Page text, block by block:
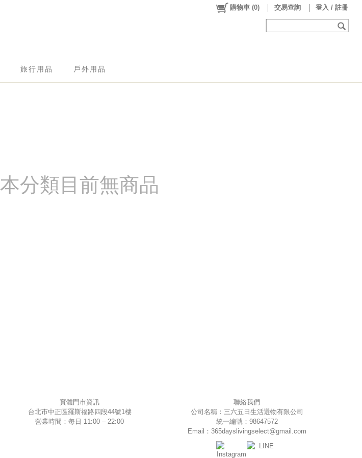
旅行用品 戶外用品
購物車 (0) 交易查詢 登入 / 註冊
本分類目前無商品
實體門市資訊
台北市中正區羅斯福路四段44號1樓
營業時間：每日 11:00 – 22:00
聯絡我們
公司名稱：三六五日生活選物有限公司
統一編號：98647572
Email：365dayslivingselect@gmail.com